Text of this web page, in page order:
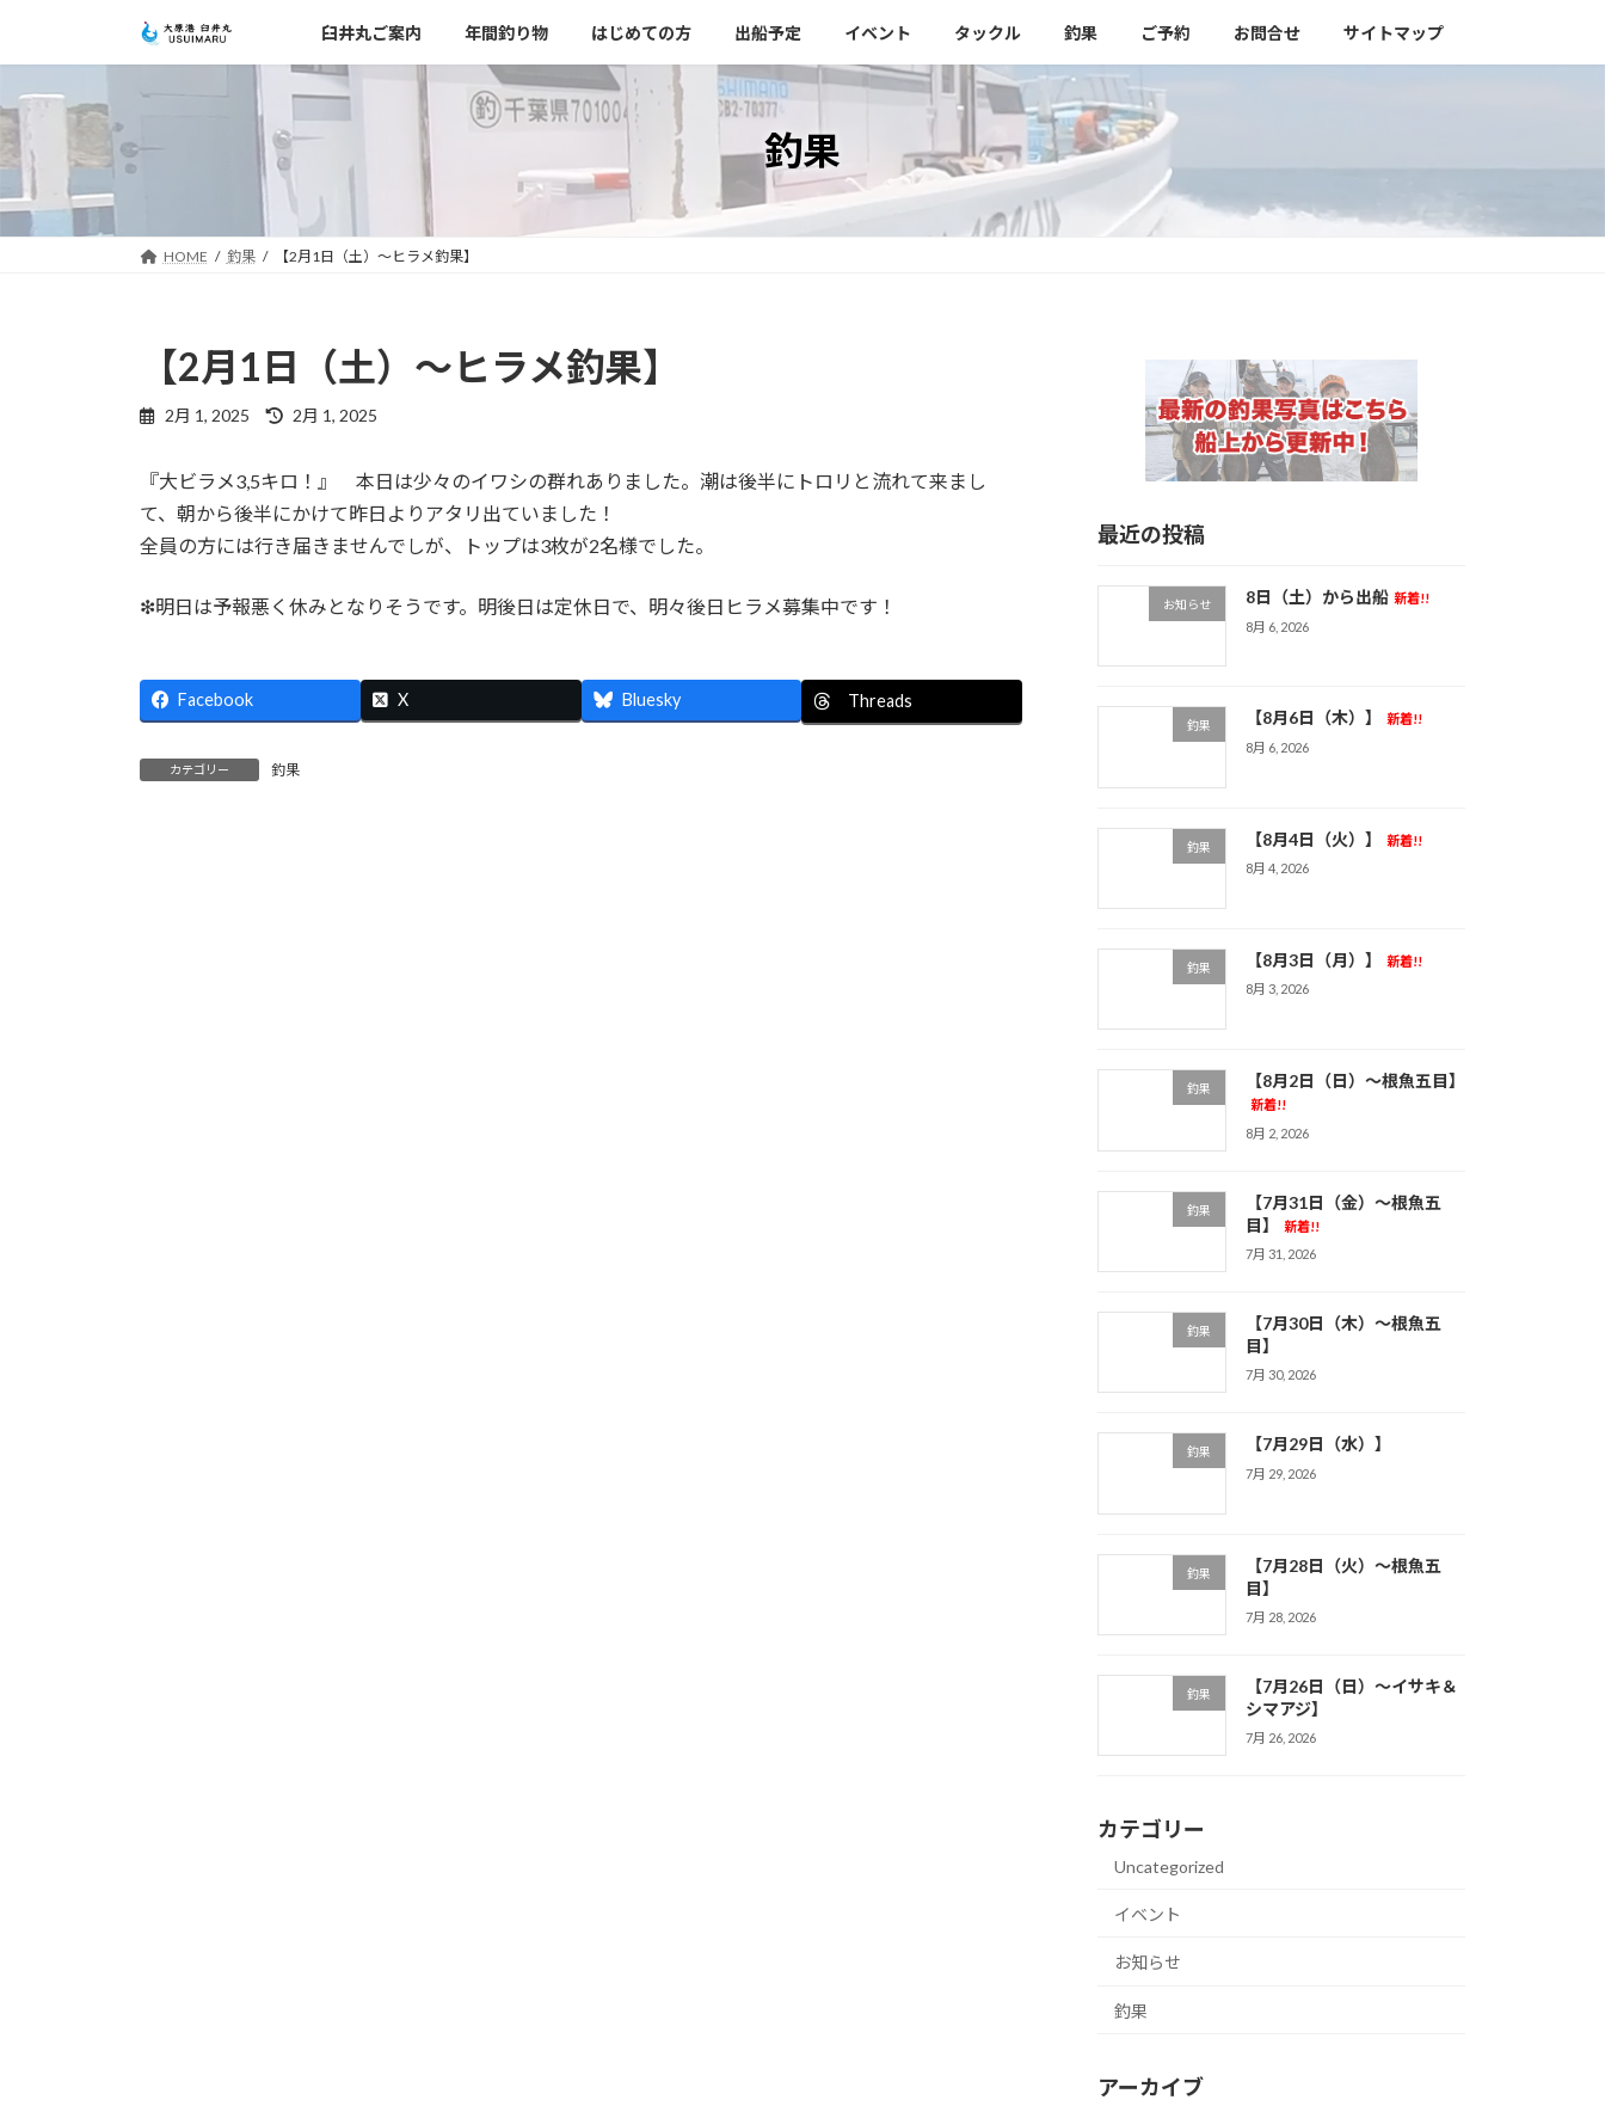
テ
ン
ツ
へ
キ
ッ
ゲ
ー
シ
ョ
に
移
臼井丸ご案内 年間釣り物 はじめての方 出船予定 イベント タックル 釣果 ご予約 お問合せ サイトマップ
釣果
HOME 釣果 【2月1日（土）～ヒラメ釣果】
【2月1日（土）～ヒラメ釣果】
2月 1, 2025
最
新
日
時
:
2月 1, 2025
『大ビラメ3,5キロ！』 本日は少々のイワシの群れありました。潮は後半にトロリと流れて来まし
て、朝から後半にかけて昨日よりアタリ出ていました！
全員の方には行き届きませんでしが、トップは3枚が2名様でした。
❇明日は予報悪く休みとなりそうです。明後日は定休日で、明々後日ヒラメ募集中です！
Facebook X Bluesky Threads
カテゴリー 釣果
最近の投稿
お知らせ 8日（土）から出船 新着!!
8月 6, 2026
釣果 【8月6日（木）】
新着!!
8月 6, 2026
釣果 【8月4日（火）】
新着!!
8月 4, 2026
釣果 【8月3日（月）】
新着!!
8月 3, 2026
釣果 【8月2日（日）～根魚五目】
新着!!
8月 2, 2026
釣果
【7月31日（金）～根魚五
目】
新着!!
7月 31, 2026
釣果
【7月30日（木）～根魚五
目】
7月 30, 2026
釣果 【7月29日（水）】
7月 29, 2026
釣果
【7月28日（火）～根魚五
目】
7月 28, 2026
釣果
【7月26日（日）～イサキ＆
シマアジ】
7月 26, 2026
カテゴリー
Uncategorized
イベント
お知らせ
釣果
アーカイブ